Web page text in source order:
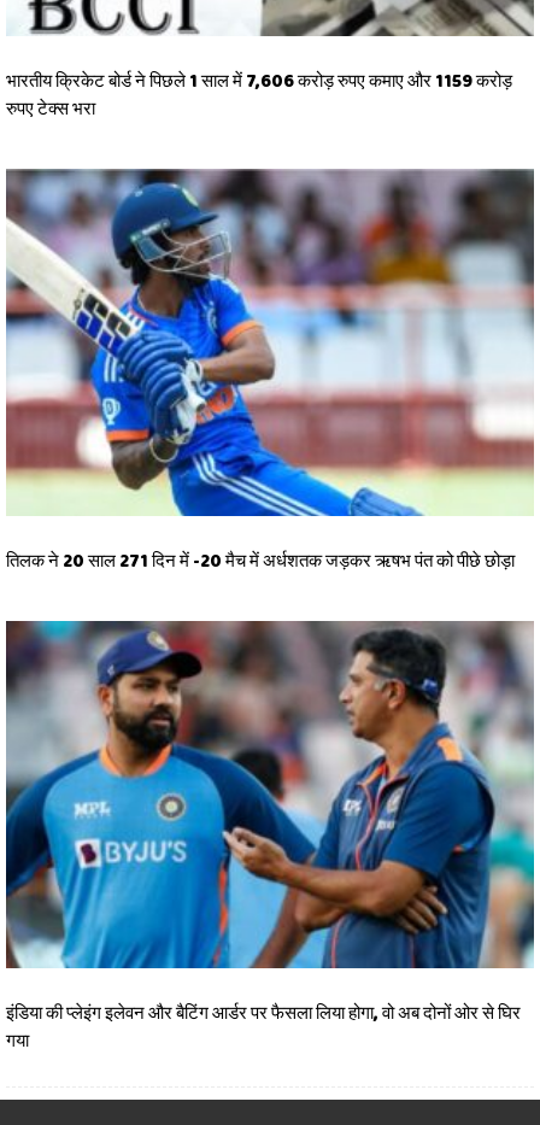
भारतीय क्रिकेट बोर्ड ने पिछले 1 साल में 7,606 करोड़ रुपए कमाए और 1159 करोड़
रुपए टेक्स भरा
तिलक ने 20 साल 271 दिन में -20 मैच में अर्धशतक जड़कर ऋषभ पंत को पीछे छोड़ा
इंडिया की प्‍लेइंग इलेवन और बैटिंग आर्डर पर फैसला लिया होगा, वो अब दोनों ओर से घिर
गया